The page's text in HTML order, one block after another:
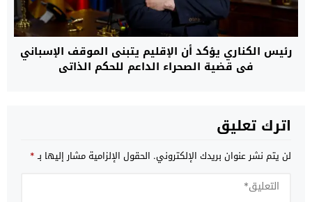
رئيس الكناري يؤكد أن الإقليم يتبنى الموقف الإسباني
في قضية الصحراء الداعم للحكم الذاتي
اترك تعليق
لن يتم نشر عنوان بريدك الإلكتروني. الحقول الإلزامية مشار إليها بـ*